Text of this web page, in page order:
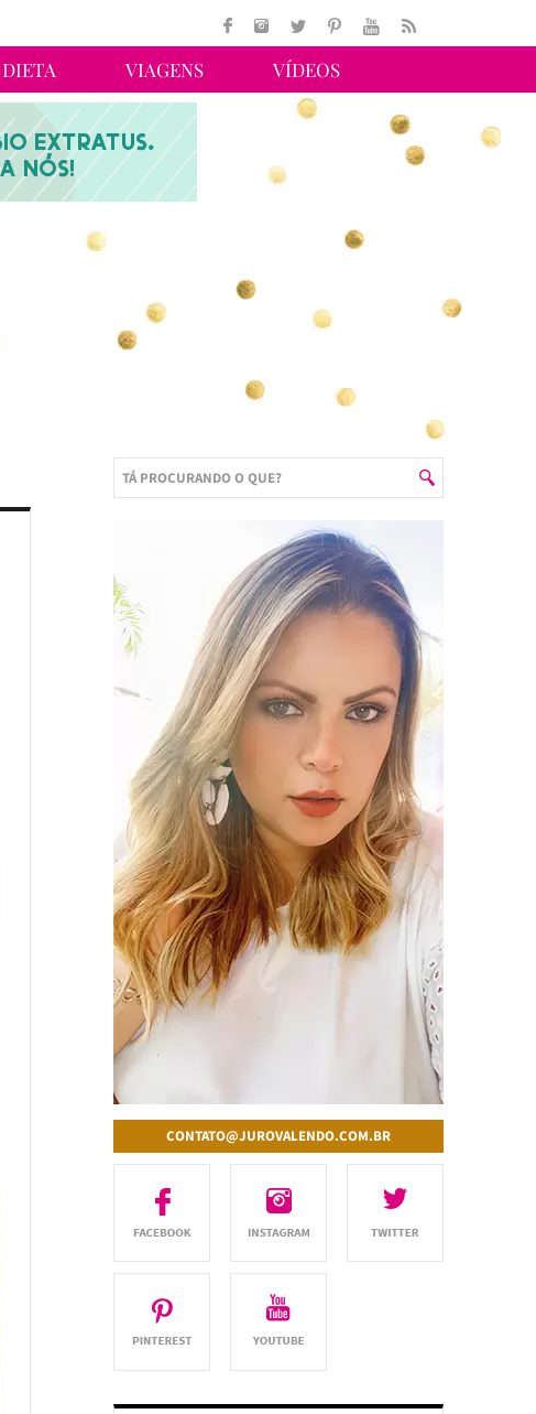
DIETA VIAGENS VÍDEOS
CONTATO@JUROVALENDO.COM.BR